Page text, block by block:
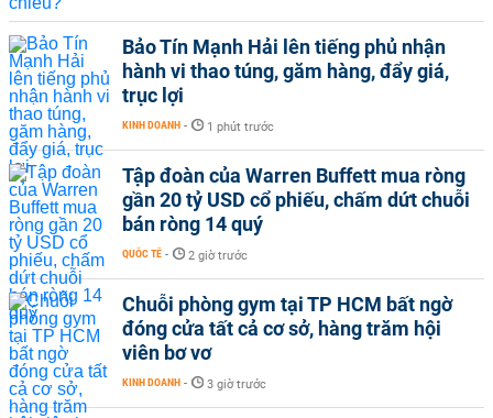
Bảo Tín Mạnh Hải lên tiếng phủ nhận
hành vi thao túng, găm hàng, đẩy giá,
trục lợi
KINH DOANH - 1 phút trước
Tập đoàn của Warren Buffett mua ròng
gần 20 tỷ USD cổ phiếu, chấm dứt chuỗi
bán ròng 14 quý
QUỐC TẾ - 2 giờ trước
Chuỗi phòng gym tại TP HCM bất ngờ
đóng cửa tất cả cơ sở, hàng trăm hội
viên bơ vơ
KINH DOANH - 3 giờ trước